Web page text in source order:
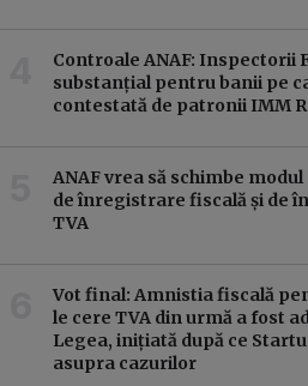
Controale ANAF: Inspectorii
substanțial pentru banii pe
contestată de patronii IMM
ANAF vrea să schimbe
de înregistrare fiscală și de
TVA
Vot final: Amnistia fiscală
le cere TVA din urmă a fost
Legea, inițiată după ce
asupra cazurilor